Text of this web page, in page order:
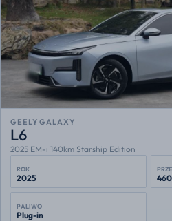
GEELY GALAXY
L6
2025 EM-i 140km Starship Edition
ROK
2025
PALIWO
Plug-in